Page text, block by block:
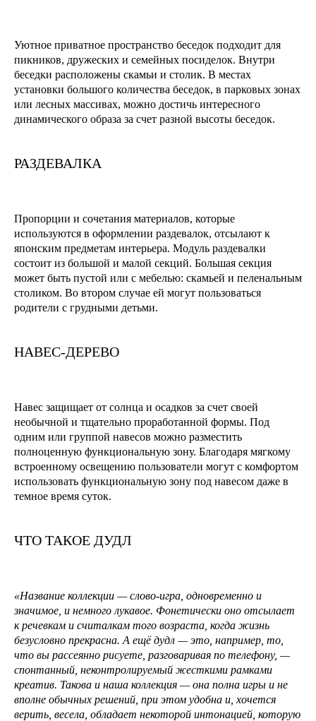
Уютное приватное пространство беседок подходит для
пикников, дружеских и семейных посиделок. Внутри
беседки расположены скамьи и столик. В местах
установки большого количества беседок, в парковых зонах
или лесных массивах, можно достичь интересного
динамического образа за счет разной высоты беседок.
РАЗДЕВАЛКА
Пропорции и сочетания материалов, которые
используются в оформлении раздевалок, отсылают к
японским предметам интерьера. Модуль раздевалки
состоит из большой и малой секций. Большая секция
может быть пустой или с мебелью: скамьей и пеленальным
столиком. Во втором случае ей могут пользоваться
родители с грудными детьми.
НАВЕС-ДЕРЕВО
Навес защищает от солнца и осадков за счет своей
необычной и тщательно проработанной формы. Под
одним или группой навесов можно разместить
полноценную функциональную зону. Благодаря мягкому
встроенному освещению пользователи могут с комфортом
использовать функциональную зону под навесом даже в
темное время суток.
ЧТО ТАКОЕ ДУДЛ
«Название коллекции — слово-игра, одновременно и
значимое, и немного лукавое. Фонетически оно отсылает
к речевкам и считалкам того возраста, когда жизнь
безусловно прекрасна. А ещё дудл — это, например, то,
что вы рассеянно рисуете, разговаривая по телефону, —
спонтанный, неконтролируемый жесткими рамками
креатив. Такова и наша коллекция — она полна игры и не
вполне обычных решений, при этом удобна и, хочется
верить, весела, обладает некоторой интонацией, которую